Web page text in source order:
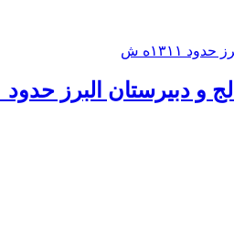
البرز حدود ۱۳۱۱ه ش